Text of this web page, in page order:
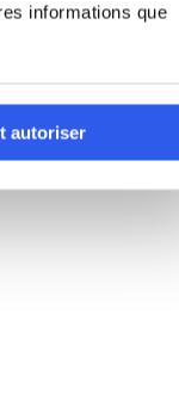
informations que
autoriser